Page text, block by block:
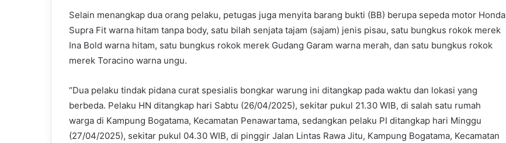
Selain menangkap dua orang pelaku, petugas juga menyita barang bukti (BB) berupa sepeda motor Honda
Supra Fit warna hitam tanpa body, satu bilah senjata tajam (sajam) jenis pisau, satu bungkus rokok merek
Ina Bold warna hitam, satu bungkus rokok merek Gudang Garam warna merah, dan satu bungkus rokok
merek Toracino warna ungu.
“Dua pelaku tindak pidana curat spesialis bongkar warung ini ditangkap pada waktu dan lokasi yang
berbeda. Pelaku HN ditangkap hari Sabtu (26/04/2025), sekitar pukul 21.30 WIB, di salah satu rumah
warga di Kampung Bogatama, Kecamatan Penawartama, sedangkan pelaku PI ditangkap hari Minggu
(27/04/2025), sekitar pukul 04.30 WIB, di pinggir Jalan Lintas Rawa Jitu, Kampung Bogatama, Kecamatan